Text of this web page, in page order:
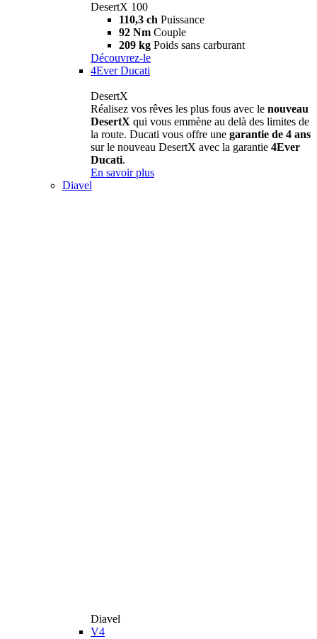
DesertX 100
110,3 ch Puissance
92 Nm Couple
209 kg Poids sans carburant
Découvrez-le
4Ever Ducati
DesertX
Réalisez vos rêves les plus fous avec le nouveau
DesertX qui vous emmène au delà des limites de
la route. Ducati vous offre une garantie de 4 ans
sur le nouveau DesertX avec la garantie 4Ever
Ducati.
En savoir plus
Diavel
Diavel
V4